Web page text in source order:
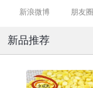
新浪微博 朋友圈
新品推荐